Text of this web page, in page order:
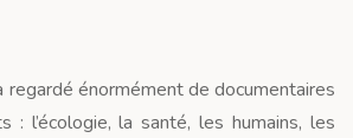
regardé énormément de documentaires
: l’écologie, la santé, les humains, les